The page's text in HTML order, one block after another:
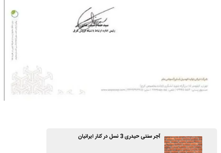
آجر سنتی حیدری 3 نسل در کنار ایرانیان